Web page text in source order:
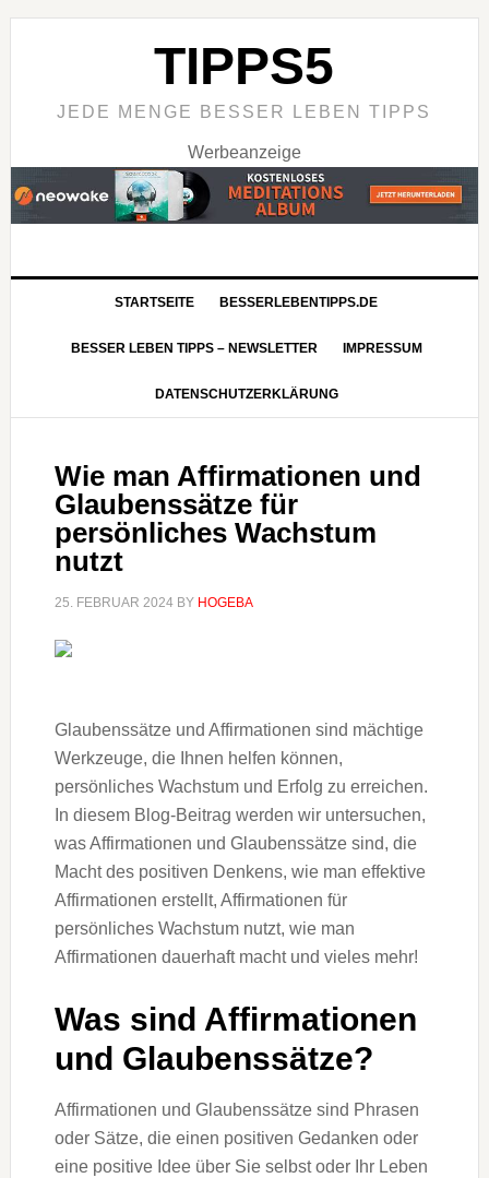
TIPPS5
JEDE MENGE BESSER LEBEN TIPPS
Werbeanzeige
STARTSEITE BESSERLEBENTIPPS.DE
BESSER LEBEN TIPPS – NEWSLETTER IMPRESSUM
DATENSCHUTZERKLÄRUNG
Wie man Affirmationen und
Glaubenssätze für
persönliches Wachstum
nutzt
25. FEBRUAR 2024BY HOGEBA
Glaubenssätze und Affirmationen sind mächtige
Werkzeuge, die Ihnen helfen können,
persönliches Wachstum und Erfolg zu erreichen.
In diesem Blog-Beitrag werden wir untersuchen,
was Affirmationen und Glaubenssätze sind, die
Macht des positiven Denkens, wie man effektive
Affirmationen erstellt, Affirmationen für
persönliches Wachstum nutzt, wie man
Affirmationen dauerhaft macht und vieles mehr!
Was sind Affirmationen
und Glaubenssätze?
Affirmationen und Glaubenssätze sind Phrasen
oder Sätze, die einen positiven Gedanken oder
eine positive Idee über Sie selbst oder Ihr Leben